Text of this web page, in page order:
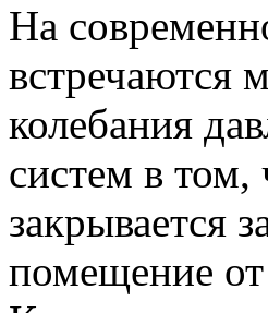
На
встречаются
колебания
систем в том,
закрывается
помещение от